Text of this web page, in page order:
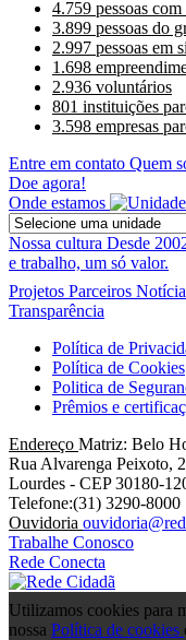
4.759 pessoas
3.899 pessoas do
2.997 pessoas em
1.698
2.936 voluntários
801 instituições
3.598 empresas
Entre em contato Quem
Doe agora!
Onde estamos
Nossa cultura Desde
e trabalho, um só valor.
Projetos Parceiros
Transparência
Política de
Política de Cookies
Politica de
Prêmios e
Endereço Matriz: Belo
Rua Alvarenga Peixoto,
Lourdes - CEP 30180-
Telefone:(31) 3290-8000
Ouvidoria
Trabalhe Conosco
Rede Conecta
Utilizamos cookies para
nossa Política de cookies